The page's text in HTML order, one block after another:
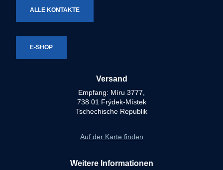
ALLE KONTAKTE
E-SHOP
Versand
Empfang: Míru 3777,
738 01 Frýdek-Místek
Tschechische Republik
Auf der Karte finden
Weitere Informationen